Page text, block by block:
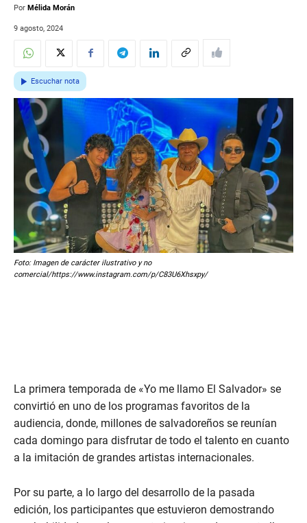
Por Mélida Morán
9 agosto, 2024
Escuchar nota
Foto: Imagen de carácter ilustrativo y no
comercial/https://www.instagram.com/p/C83U6Xhsxpy/
La primera temporada de «Yo me llamo El Salvador» se
convirtió en uno de los programas favoritos de la
audiencia, donde, millones de salvadoreños se reunían
cada domingo para disfrutar de todo el talento en cuanto
a la imitación de grandes artistas internacionales.
Por su parte, a lo largo del desarrollo de la pasada
edición, los participantes que estuvieron demostrando